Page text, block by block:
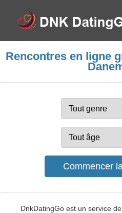
Rencontres en ligne
DnkDatingGo est un service